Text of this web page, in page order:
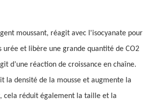
moussant, réagit avec l'isocyanate pour
urée et libère une grande quantité de CO2
d’une réaction de croissance en chaîne.
la densité de la mousse et augmente la
cela réduit également la taille et la